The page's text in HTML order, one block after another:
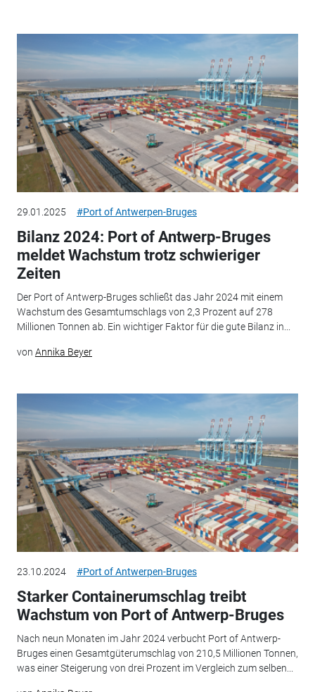
29.01.2025 #Port of Antwerpen-Bruges
Bilanz 2024: Port of Antwerp-Bruges
meldet Wachstum trotz schwieriger
Zeiten
Der Port of Antwerp-Bruges schließt das Jahr 2024 mit einem
Wachstum des Gesamtumschlags von 2,3 Prozent auf 278
Millionen Tonnen ab. Ein wichtiger Faktor für die gute Bilanz in...
von Annika Beyer
23.10.2024 #Port of Antwerpen-Bruges
Starker Containerumschlag treibt
Wachstum von Port of Antwerp-Bruges
Nach neun Monaten im Jahr 2024 verbucht Port of Antwerp-
Bruges einen Gesamtgüterumschlag von 210,5 Millionen Tonnen,
was einer Steigerung von drei Prozent im Vergleich zum selben...